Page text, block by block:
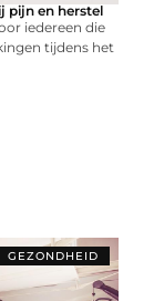
pijn en herstel
iedereen die
tijdens het
GEZONDHEID